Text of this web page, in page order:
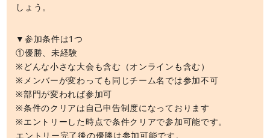
しょう。
▼参加条件は1つ
①優勝、未経験
※どんな小さな大会も含む（オンラインも含む）
※メンバーが変わっても同じチーム名では参加不可
※部門が変われば参加可
※条件のクリアは自己申告制度になっております
※エントリーした時点で条件クリアで参加可能です。
エントリー完了後の優勝は参加可能です。